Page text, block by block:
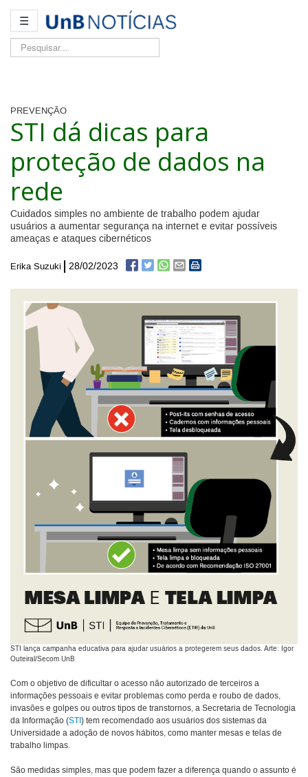
☰
Pesquisar...
PREVENÇÃO
STI dá dicas para
proteção de dados na
rede
Cuidados simples no ambiente de trabalho podem ajudar
usuários a aumentar segurança na internet e evitar possíveis
ameaças e ataques cibernéticos
Erika Suzuki 28/02/2023
STI lança campanha educativa para ajudar usuários a protegerem seus dados. Arte: Igor
Outeiral/Secom UnB
Com o objetivo de dificultar o acesso não autorizado de terceiros a
informações pessoais e evitar problemas como perda e roubo de dados,
invasões e golpes ou outros tipos de transtornos, a Secretaria de Tecnologia
da Informação (STI) tem recomendado aos usuários dos sistemas da
Universidade a adoção de novos hábitos, como manter mesas e telas de
trabalho limpas.
São medidas simples, mas que podem fazer a diferença quando o assunto é